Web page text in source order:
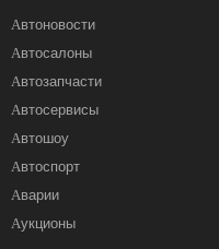
Автоновости
Автосалоны
Автозапчасти
Автосервисы
Автошоу
Автоспорт
Аварии
Аукционы